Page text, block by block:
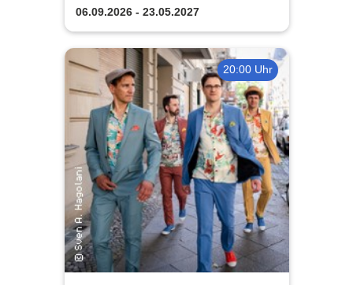
06.09.2026 - 23.05.2027
20:00 Uhr